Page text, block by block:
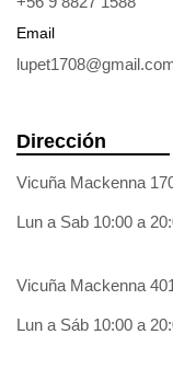
Email
Dirección
Vicuña Mackenna
Lun a Sab 10:00 a
Vicuña Mackenna
Lun a Sáb 10:00 a